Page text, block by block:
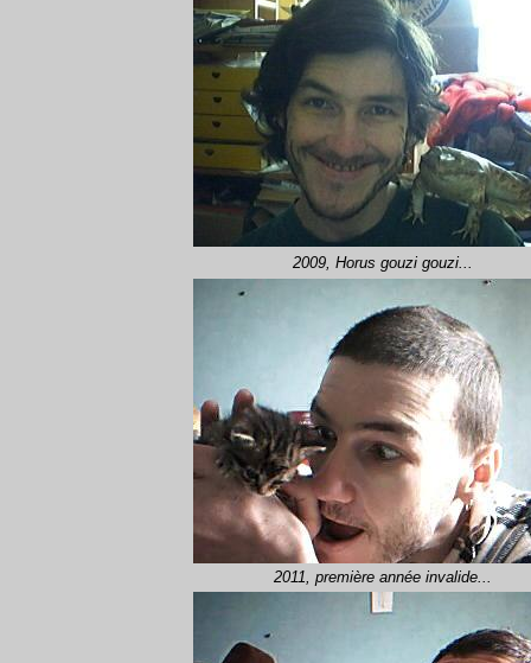
2009, Horus gouzi gouzi...
2011, première année invalide...